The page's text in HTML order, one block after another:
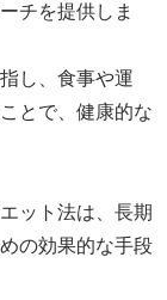
チを提供しま
し、食事や運
とで、健康的な
ット法は、長期
の効果的な手段